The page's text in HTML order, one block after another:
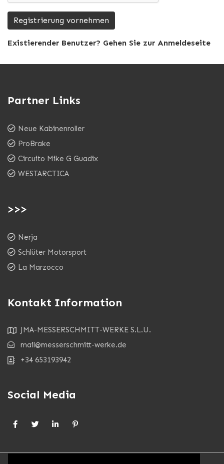
Registrierung vornehmen
Existierender Benutzer? Gehen Sie zur Anmeldeseite
Partner Links
Neue Kabinenroller
ProBrake
Circuito Mike G Guadix
WESTARCTICA
>>>
Nerja
Schlüter Motorsport
La Marzocco
Kontakt Information
JMA-MESSERSCHMITT-WERKE S.L.U.
mail@messerschmitt-werke.de
+34 653193942
Social Media